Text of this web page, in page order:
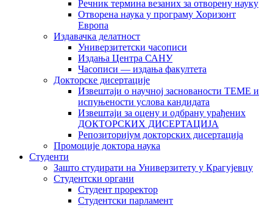
Рeчник термина везаних за отворену науку
Отворена наука у програму Хоризонт
Европа
Издавачка делатност
Универзитетски часописи
Издања Центра САНУ
Часописи — издања факултета
Докторске дисертације
Извештаји о научној заснованости ТЕМЕ и
испуњености услова кандидата
Извештаји за оцену и одбрану урађених
ДОКТОРСКИХ ДИСЕРТАЦИЈА
Репозиторијум докторских дисертација
Промоције доктора наука
Студенти
Зашто студирати на Универзитету у Крагујевцу
Студентски органи
Студент проректор
Студентски парламент